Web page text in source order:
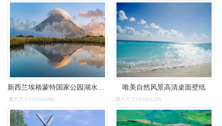
图片尺寸1920x1080
唯美自然风景高清桌面壁纸
图片尺寸1920x1200